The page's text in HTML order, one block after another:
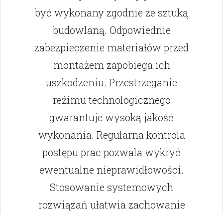
być wykonany zgodnie ze sztuką
budowlaną. Odpowiednie
zabezpieczenie materiałów przed
montażem zapobiega ich
uszkodzeniu. Przestrzeganie
reżimu technologicznego
gwarantuje wysoką jakość
wykonania. Regularna kontrola
postępu prac pozwala wykryć
ewentualne nieprawidłowości.
Stosowanie systemowych
rozwiązań ułatwia zachowanie